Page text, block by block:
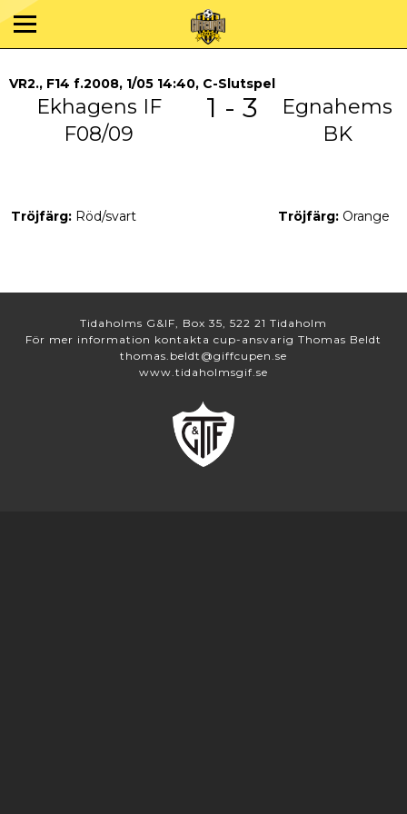
VR2., F14 f.2008, 1/05 14:40, C-Slutspel
Ekhagens IF
F08/09
1 - 3
Egnahems
BK
Tröjfärg: Röd/svart Tröjfärg: Orange
Tidaholms G&IF, Box 35, 522 21 Tidaholm
För mer information kontakta cup-ansvarig Thomas Beldt
thomas.beldt@giffcupen.se
www.tidaholmsgif.se